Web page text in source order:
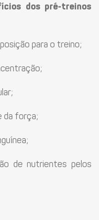
dos pré-treinos
para o treino;
força;
nutrientes pelos